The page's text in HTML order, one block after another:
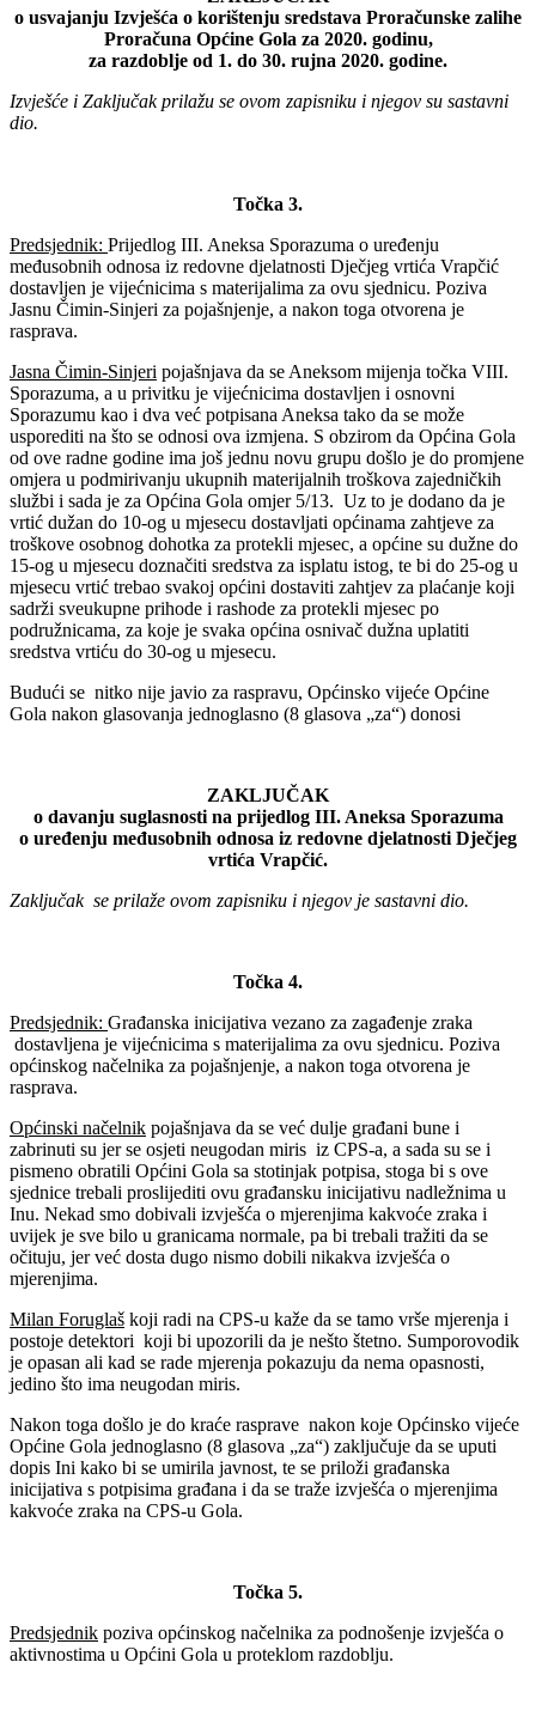
o usvajanju Izvješća o korištenju sredstava Proračunske zalihe
Proračuna Općine Gola za 2020. godinu,
za razdoblje od 1. do 30. rujna 2020. godine.
Izvješće i Zaključak prilažu se ovom zapisniku i njegov su sastavni
dio.
Točka 3.
Predsjednik: Prijedlog III. Aneksa Sporazuma o uređenju
međusobnih odnosa iz redovne djelatnosti Dječjeg vrtića Vrapčić
dostavljen je vijećnicima s materijalima za ovu sjednicu. Poziva
Jasnu Čimin-Sinjeri za pojašnjenje, a nakon toga otvorena je
rasprava.
Jasna Čimin-Sinjeri pojašnjava da se Aneksom mijenja točka VIII.
Sporazuma, a u privitku je vijećnicima dostavljen i osnovni
Sporazumu kao i dva već potpisana Aneksa tako da se može
usporediti na što se odnosi ova izmjena. S obzirom da Općina Gola
od ove radne godine ima još jednu novu grupu došlo je do promjene
omjera u podmirivanju ukupnih materijalnih troškova zajedničkih
službi i sada je za Općina Gola omjer 5/13. Uz to je dodano da je
vrtić dužan do 10-og u mjesecu dostavljati općinama zahtjeve za
troškove osobnog dohotka za protekli mjesec, a općine su dužne do
15-og u mjesecu doznačiti sredstva za isplatu istog, te bi do 25-og u
mjesecu vrtić trebao svakoj općini dostaviti zahtjev za plaćanje koji
sadrži sveukupne prihode i rashode za protekli mjesec po
podružnicama, za koje je svaka općina osnivač dužna uplatiti
sredstva vrtiću do 30-og u mjesecu.
Budući se nitko nije javio za raspravu, Općinsko vijeće Općine
Gola nakon glasovanja jednoglasno (8 glasova „za“) donosi
ZAKLJUČAK
o davanju suglasnosti na prijedlog III. Aneksa Sporazuma
o uređenju međusobnih odnosa iz redovne djelatnosti Dječjeg
vrtića Vrapčić.
Zaključak se prilaže ovom zapisniku i njegov je sastavni dio.
Točka 4.
Predsjednik: Građanska inicijativa vezano za zagađenje zraka
dostavljena je vijećnicima s materijalima za ovu sjednicu. Poziva
općinskog načelnika za pojašnjenje, a nakon toga otvorena je
rasprava.
Općinski načelnik pojašnjava da se već dulje građani bune i
zabrinuti su jer se osjeti neugodan miris iz CPS-a, a sada su se i
pismeno obratili Općini Gola sa stotinjak potpisa, stoga bi s ove
sjednice trebali proslijediti ovu građansku inicijativu nadležnima u
Inu. Nekad smo dobivali izvješća o mjerenjima kakvoće zraka i
uvijek je sve bilo u granicama normale, pa bi trebali tražiti da se
očituju, jer već dosta dugo nismo dobili nikakva izvješća o
mjerenjima.
Milan Foruglaš koji radi na CPS-u kaže da se tamo vrše mjerenja i
postoje detektori koji bi upozorili da je nešto štetno. Sumporovodik
je opasan ali kad se rade mjerenja pokazuju da nema opasnosti,
jedino što ima neugodan miris.
Nakon toga došlo je do kraće rasprave nakon koje Općinsko vijeće
Općine Gola jednoglasno (8 glasova „za“) zaključuje da se uputi
dopis Ini kako bi se umirila javnost, te se priloži građanska
inicijativa s potpisima građana i da se traže izvješća o mjerenjima
kakvoće zraka na CPS-u Gola.
Točka 5.
Predsjednik poziva općinskog načelnika za podnošenje izvješća o
aktivnostima u Općini Gola u proteklom razdoblju.